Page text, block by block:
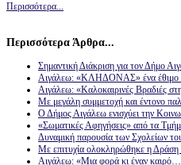
Περισσότερα...
Περισσότερα Άρθρα...
Σημαντική Διάκριση για τον Δήμο
Αιγάλεω: «ΚΛΗΔΟΝΑΣ» ένα έθιμο
Αιγάλεω: «Καλοκαιρινές Βραδιές
Με μεγάλη συμμετοχή και έντονο
Ο Δήμος Αιγάλεω ενισχύει την
«Σωματικές Αφηγήσεις» από τα
Δυναμική παρουσία των Σχολείων
Με επιτυχία ολοκληρώθηκε η Δράση
Αιγάλεω: «Μια φορά κι έναν